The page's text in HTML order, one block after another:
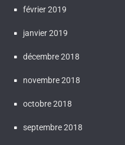
février 2019
janvier 2019
décembre 2018
novembre 2018
octobre 2018
septembre 2018